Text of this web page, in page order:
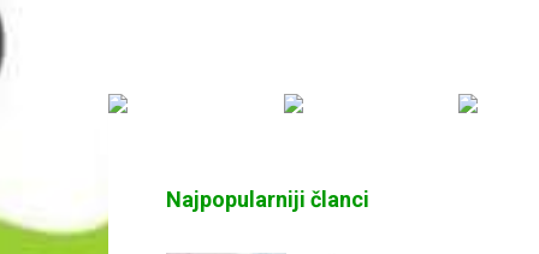
Najpopularniji članci